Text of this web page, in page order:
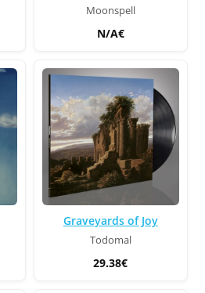
Moonspell
N/A€
Graveyards of Joy
Todomal
29.38€